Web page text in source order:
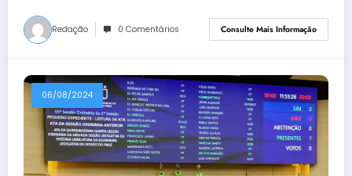
Redação 0 Comentários Consulte Mais Informação
06/08/2024